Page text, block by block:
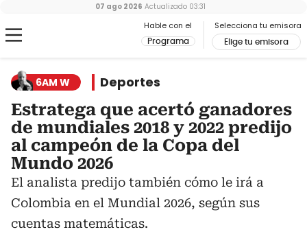
Hable con el
Programa
Selecciona tu emisora
Elige tu emisora
07 ago 2026 Actualizado 03:31
6AM W Deportes
Estratega que acertó ganadores
de mundiales 2018 y 2022 predijo
al campeón de la Copa del
Mundo 2026
El analista predijo también cómo le irá a
Colombia en el Mundial 2026, según sus
cuentas matemáticas.